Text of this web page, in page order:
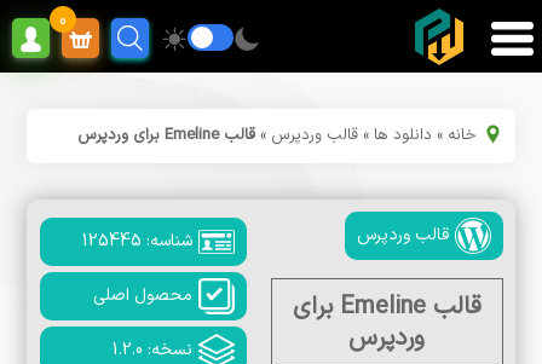
0
خانه » دانلود ها »قالب وردپرس »قالب Emeline برای وردپرس
قالب وردپرس
قالب Emeline برای
وردپرس
شناسه: 125445
محصول اصلی
نسخه: 1.2.0